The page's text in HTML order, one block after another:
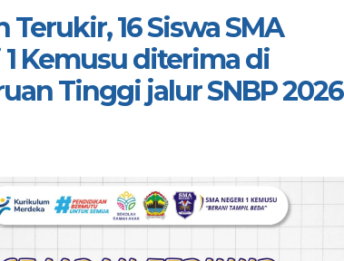
Terukir, 16 Siswa SMA
1 Kemusu diterima di
Tinggi jalur SNBP 2026